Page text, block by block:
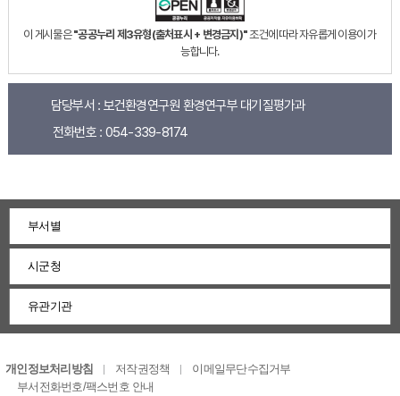
이 게시물은"공공누리 제3유형(출처표시 + 변경금지)"조건에 따라 자유롭게 이용이 가
능합니다.
담당부서 : 보건환경연구원 환경연구부 대기질평가과
전화번호 : 054-339-8174
부서별
시군청
유관기관
개인정보처리방침 저작권정책
이메일무단수집거부
부서전화번호/팩스번호 안내